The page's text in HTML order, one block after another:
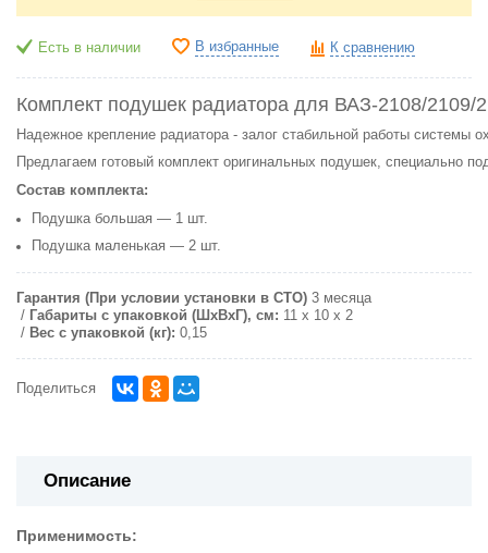
Есть в наличии В избранные К сравнению
Комплект подушек радиатора для ВАЗ‑2108/2109/
Надежное крепление радиатора- залог стабильной работы системы
Предлагаем готовый комплект оригинальных подушек, специально
Состав комплекта:
Подушка большая — 1 шт.
Подушка маленькая — 2шт.
Гарантия (При условии установки в СТО) 3 месяца
Габариты с упаковкой (ШxВxГ), см: 11 х 10 х 2
Вес с упаковкой (кг): 0,15
Поделиться
Описание
Применимость: